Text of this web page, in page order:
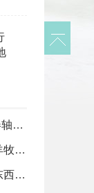
上古卷轴5实力敌人排名一览 上古卷轴5难超越的敌人
《牧场物语：矿石镇的伙伴们》牛羊牧场营业时间及售卖物品一览
《牧场物语：矿石镇的伙伴们》吃东西方法介绍